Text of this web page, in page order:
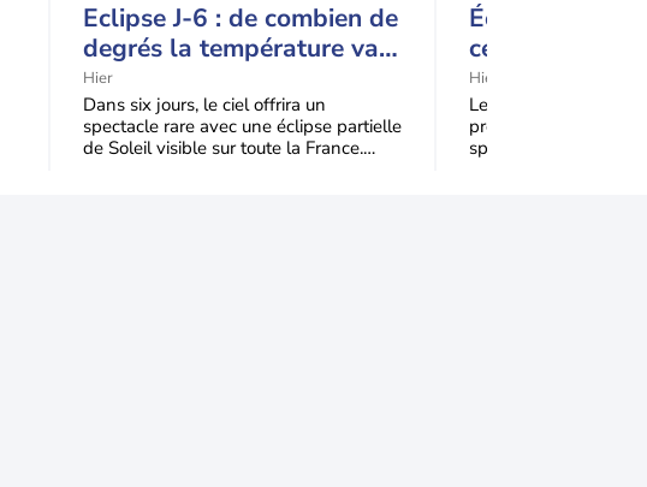
Eclipse J-6 : de combien de
degrés la température va-
t-elle chuter pendant
l'éclipse du 12 août ?
Hier
Dans six jours, le ciel offrira un
spectacle rare avec une éclipse partielle
de Soleil visible sur toute la France.
Éclipse
ce détail
spectacle
Hier
Le mercredi 12 août
profitera d’une
spectaculaire, tandis